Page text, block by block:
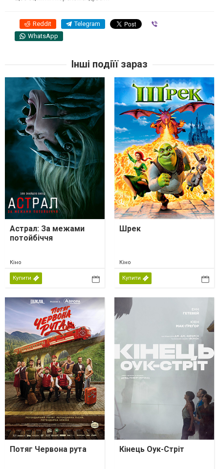
Reddit Telegram
WhatsApp
Інші подіїї зараз
Астрал: За межами
потойбіччя
Кіно
Купити
Шрек
Кіно
Купити
Потяг Червона рута Кінець Оук-Стріт